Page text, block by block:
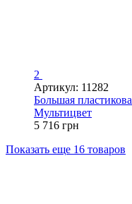
2
Артикул: 11282
Большая
Мультицвет
5 716 грн
Показать еще 16 товаров